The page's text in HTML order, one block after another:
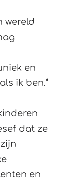
wereld
en
ik ben.”
dat ze
en